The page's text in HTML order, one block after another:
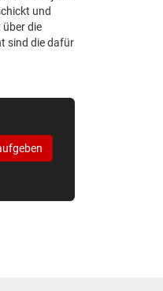
und
die
sind die dafür